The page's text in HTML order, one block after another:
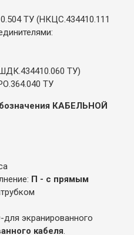
ТУ (НКЦС.434410.111
ТУ)
ТУ
КАБЕЛЬНОЙ
П - с прямым
экранированного
кабеля.